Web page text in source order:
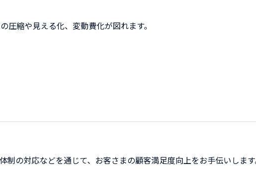
縮や見える化、変動費化が図れます。
の対応などを通じて、お客さまの顧客満足度向上をお手伝いします